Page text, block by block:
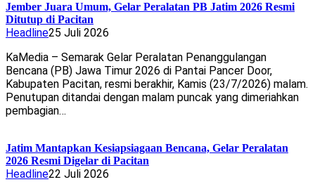
Jember Juara Umum, Gelar Peralatan PB Jatim 2026 Resmi
Ditutup di Pacitan
Headline25 Juli 2026
KaMedia – Semarak Gelar Peralatan Penanggulangan
Bencana (PB) Jawa Timur 2026 di Pantai Pancer Door,
Kabupaten Pacitan, resmi berakhir, Kamis (23/7/2026) malam.
Penutupan ditandai dengan malam puncak yang dimeriahkan
pembagian…
Jatim Mantapkan Kesiapsiagaan Bencana, Gelar Peralatan
2026 Resmi Digelar di Pacitan
Headline22 Juli 2026